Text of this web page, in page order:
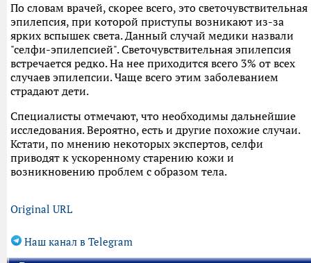
По словам врачей, скорее всего, это светочувствительная
эпилепсия, при которой приступы возникают из-за
ярких вспышек света. Данный случай медики назвали
"селфи-эпилепсией". Светочувствительная эпилепсия
встречается редко. На нее приходится всего 3% от всех
случаев эпилепсии. Чаще всего этим заболеванием
страдают дети.
Специалисты отмечают, что необходимы дальнейшие
исследования. Вероятно, есть и другие похожие случаи.
Кстати, по мнению некоторых экспертов, селфи
приводят к ускоренному старению кожи и
возникновению проблем с образом тела.
Original URL
Наш канал в Telegram